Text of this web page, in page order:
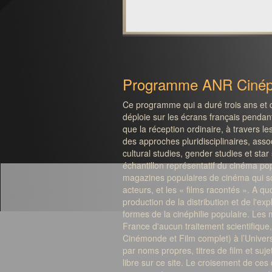
Programme ANR
Ce programme qui a duré trois ans et
déploie sur les écrans français
que la réception ordinaire, à travers
des approches pluridisciplinaires,
cultural studies, gender studies et
échantillon représentatif du cinéma
magazines populaires de cinéma qui
acteurs, et les « films racontés ». A
production de la distribution et de
formes de la cinéphilie populaire. Les
France d'aucun traitement
Cinémonde et Film complet) à
par noms propres, titres de film et
libre sur ce site. Le croisement de